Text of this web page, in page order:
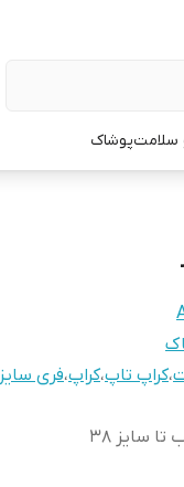
سلامتپوشاک
،کراپ تاپ،کراپ،فری سایز